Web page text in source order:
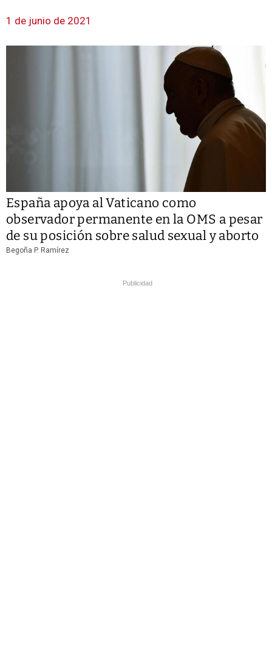
1 de junio de 2021
España apoya al Vaticano como
observador permanente en la OMS a pesar
de su posición sobre salud sexual y aborto
Begoña P. Ramírez
Publicidad